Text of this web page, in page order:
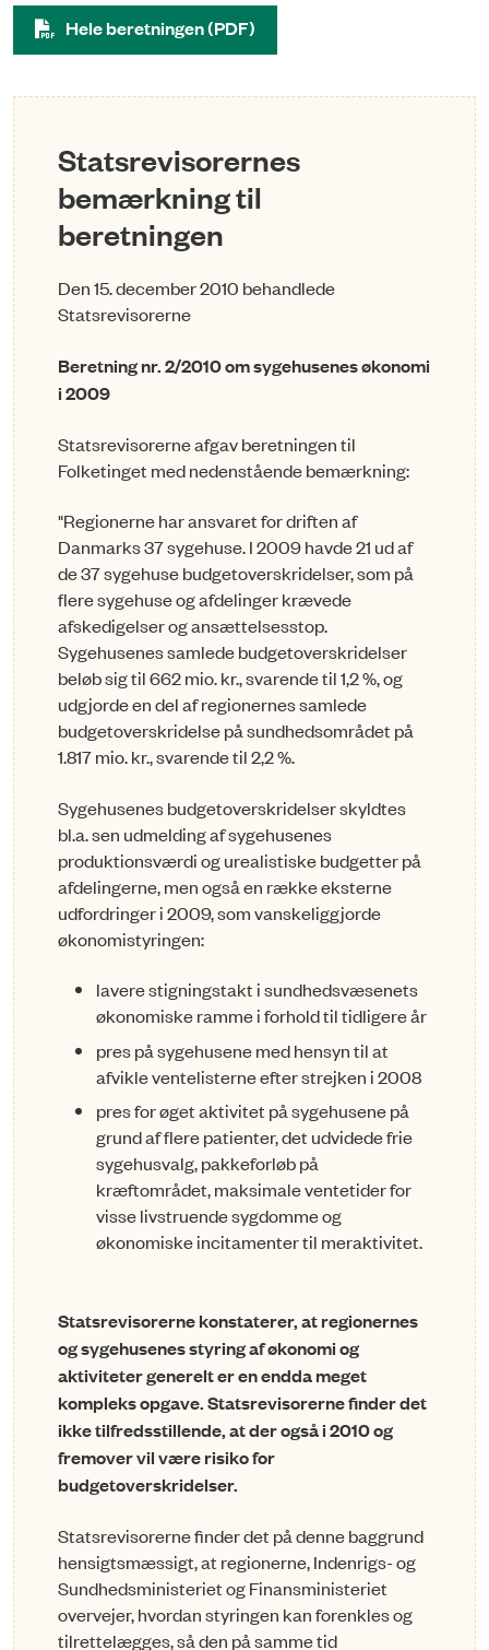
Hele beretningen (PDF)
Statsrevisorernes
bemærkning til
beretningen
Den 15. december 2010 behandlede
Statsrevisorerne
Beretning nr. 2/2010 om sygehusenes økonomi
i 2009
Statsrevisorerne afgav beretningen til
Folketinget med nedenstående bemærkning:
"Regionerne har ansvaret for driften af
Danmarks 37 sygehuse. I 2009 havde 21 ud af
de 37 sygehuse budgetoverskridelser, som på
flere sygehuse og afdelinger krævede
afskedigelser og ansættelsesstop.
Sygehusenes samlede budgetoverskridelser
beløb sig til 662 mio. kr., svarende til 1,2 %, og
udgjorde en del af regionernes samlede
budgetoverskridelse på sundhedsområdet på
1.817 mio. kr., svarende til 2,2 %.
Sygehusenes budgetoverskridelser skyldtes
bl.a. sen udmelding af sygehusenes
produktions­værdi og urealistiske budgetter på
afdelingerne, men også en række eksterne
udfordringer i 2009, som vanskeliggjorde
økonomistyringen:
lavere stigningstakt i sundhedsvæsenets
økonomiske ramme i forhold til tidligere år
pres på sygehusene med hensyn til at
afvikle ventelisterne efter strejken i 2008
pres for øget aktivitet på sygehusene på
grund af flere patienter, det udvidede frie
syge­hus­valg, pakkeforløb på
kræftområdet, maksimale ventetider for
visse livstruende sygdomme og
økonomiske incitamenter til meraktivitet.
Statsrevisorerne konstaterer, at regionernes
og sygehusenes styring af økonomi og
aktiviteter generelt er en endda meget
kompleks opgave. Statsrevisorerne finder det
ikke tilfredsstillende, at der også i 2010 og
fremover vil være risiko for
budgetoverskridelser.
Statsrevisorerne finder det på denne baggrund
hensigtsmæssigt, at regionerne, Indenrigs- og
Sundhedsministeriet og Finansministeriet
overvejer, hvordan styringen kan forenkles og
tilrettelægges, så den på samme tid